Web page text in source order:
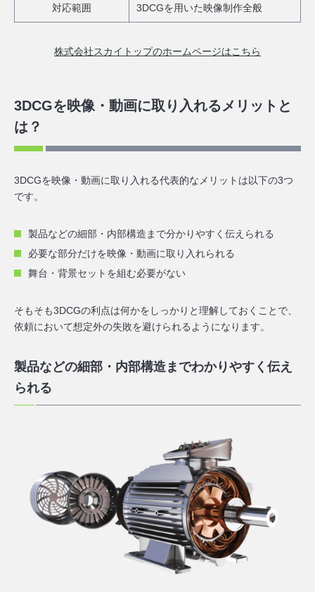
対応範囲 3DCGを用いた映像制作全般
株式会社スカイトップのホームページはこちら
3DCGを映像・動画に取り入れるメリットと
は？
3DCGを映像・動画に取り入れる代表的なメリットは以下の3つ
です。
製品などの細部・内部構造まで分かりやすく伝えられる
必要な部分だけを映像・動画に取り入れられる
舞台・背景セットを組む必要がない
そもそも3DCGの利点は何かをしっかりと理解しておくことで、
依頼において想定外の失敗を避けられるようになります。
製品などの細部・内部構造までわかりやすく伝え
られる